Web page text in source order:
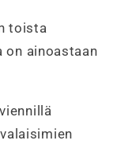
toista
on ainoastaan